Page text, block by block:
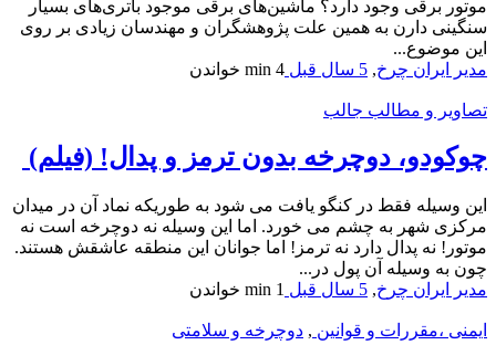
موتور برقی وجود دارد؟ ماشین‌های برقی موجود باتری‌های بسیار
سنگینی دارن به همین علت پژوهشگران و مهندسان زیادی بر روی
این موضوع...
مدیر ایران چرخ, 5 سال قبل 4 min خواندن
تصاویر و مطالب جالب
چوکودو، دوچرخه بدون ترمز و پدال! (فیلم)
این وسیله فقط در کنگو یافت می شود به طوریکه نماد آن در میدان
مرکزی شهر به چشم می خورد. اما این وسیله نه دوچرخه است نه
موتور! نه پدال دارد نه ترمز! اما جوانان این منطقه عاشقش هستند.
چون به وسیله آن پول در...
مدیر ایران چرخ, 5 سال قبل 1 min خواندن
ایمنی ،مقررات و قوانین , دوچرخه و سلامتی